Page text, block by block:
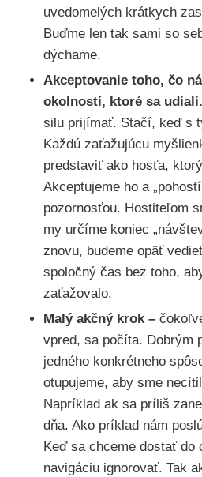
uvedomelých krátkych
Buďme len tak sami so
dýchame.
Akceptovanie toho, čo
okolností, ktoré sa udiali.
silu prijímať. Stačí, keď s
Každú zaťažujúcu
predstaviť ako hosťa,
Akceptujeme ho a
pozornosťou. Hostiteľom
my určíme koniec
znovu, budeme opäť
spoločný čas bez toho,
zaťažovalo.
Malý akčný krok –
vpred, sa počíta. Dobrým
jedného konkrétneho
otupujeme, aby sme
Napríklad ak sa príliš
dňa. Ako príklad nám
Keď sa chceme dostať do
navigáciu ignorovať. Tak